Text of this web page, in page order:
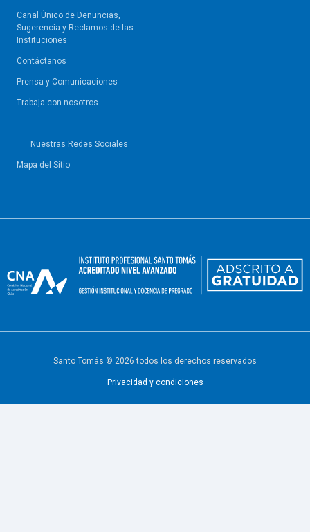
Canal Único de Denuncias,
Sugerencia y Reclamos de las
Instituciones
Contáctanos
Prensa y Comunicaciones
Trabaja con nosotros
Nuestras Redes Sociales
Mapa del Sitio
Santo Tomás © 2026 todos los derechos reservados
Privacidad y condiciones